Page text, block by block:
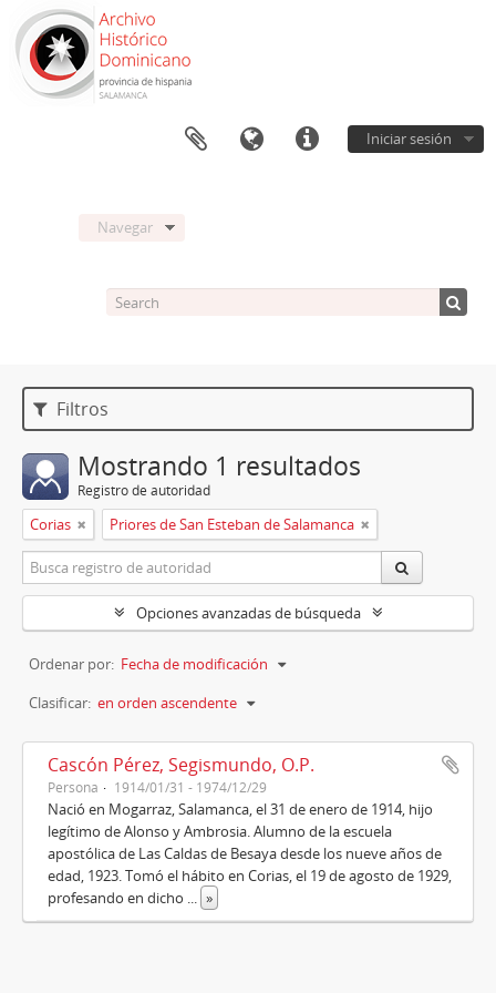
Iniciar sesión
Navegar
Filtros
Mostrando 1 resultados
Registro de autoridad
Corias Priores de San Esteban de Salamanca
Opciones avanzadas de búsqueda
Ordenar por: Fecha de modificación
Clasificar: en orden ascendente
Cascón Pérez, Segismundo, O.P.
Persona 1914/01/31 - 1974/12/29
Nació en Mogarraz, Salamanca, el 31 de enero de 1914, hijo
legítimo de Alonso y Ambrosia. Alumno de la escuela
apostólica de Las Caldas de Besaya desde los nueve años de
edad, 1923. Tomó el hábito en Corias, el 19 de agosto de 1929,
profesando en dicho ... »